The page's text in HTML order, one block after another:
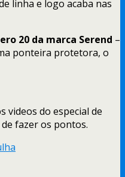
linha e logo acaba nas
20 da marca Serend –
ponteira protetora, o
videos do especial de
fazer os pontos.